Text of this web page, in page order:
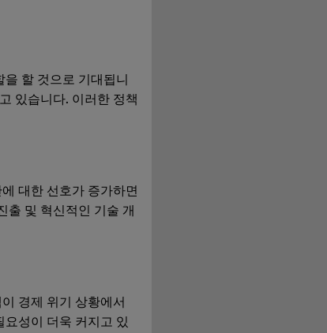
할 것으로 기대됩니
있습니다. 이러한 정책
대한 선호가 증가하면
출 및 혁신적인 기술 개
경제 위기 상황에서
성이 더욱 커지고 있